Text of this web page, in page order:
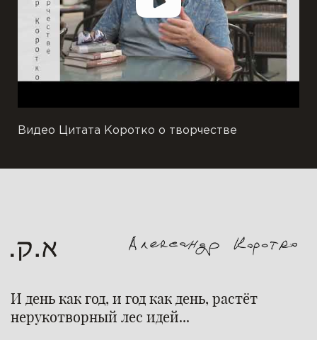
Видео Цитата Коротко о творчестве
И день как год, и год как день, растёт
нерукотворный лес идей...